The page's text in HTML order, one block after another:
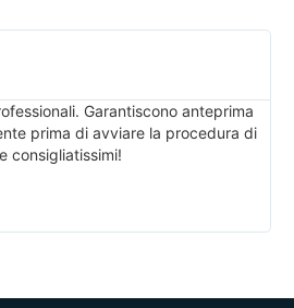
Garantiscono anteprima
prima di avviare la procedura di
consigliatissimi!